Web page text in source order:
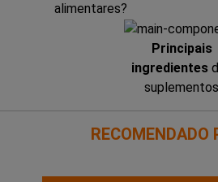
alimentares?
Principais
ingredientes
suplementos
RECOMENDADO